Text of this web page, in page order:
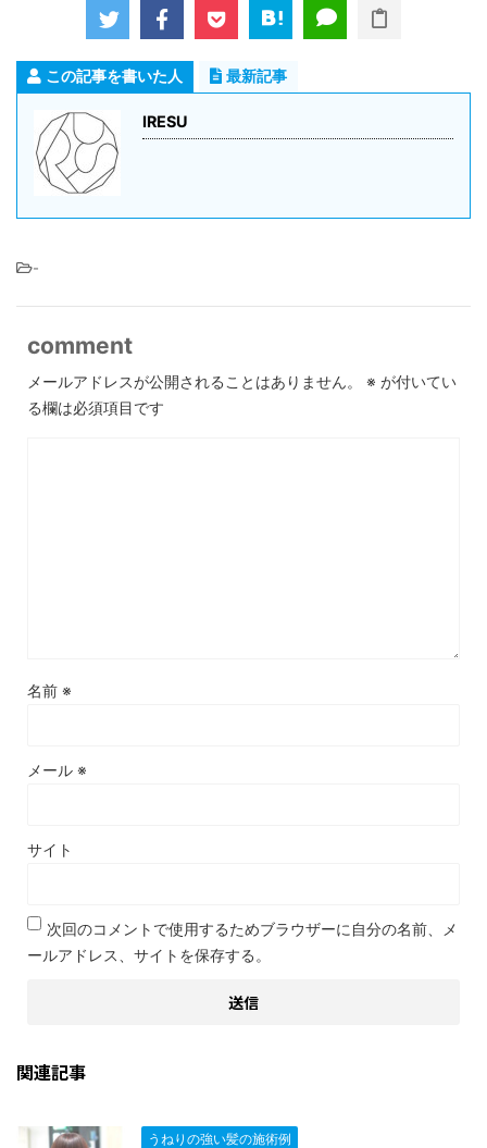
この記事を書いた人 最新記事
IRESU
-
comment
メールアドレスが公開されることはありません。 ※ が付いてい
る欄は必須項目です
名前 ※
メール ※
サイト
次回のコメントで使用するためブラウザーに自分の名前、メ
ールアドレス、サイトを保存する。
関連記事
うねりの強い髪の施術例